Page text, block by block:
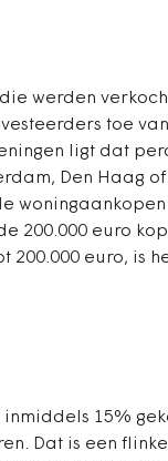
werden
toe
ligt dat
Den Haag
200.000 euro
200.000 euro, is
15%
Dat is een